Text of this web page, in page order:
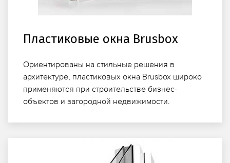
Пластиковые окна Brusbox
Ориентированы на стильные решения в
архитектуре, пластиковых окна Brusbox широко
применяются при строительстве бизнес-
объектов и загородной недвижимости.